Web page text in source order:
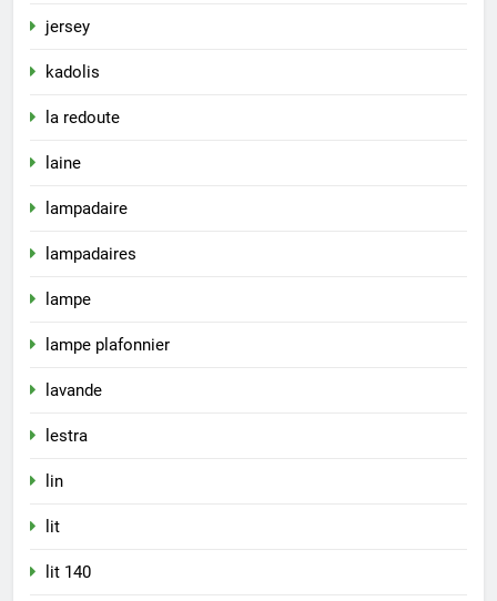
jersey
kadolis
la redoute
laine
lampadaire
lampadaires
lampe
lampe plafonnier
lavande
lestra
lin
lit
lit 140